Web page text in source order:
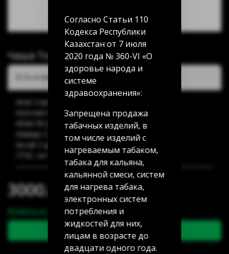
Чаша Tortuga Бонни
3000.00 тг
Купить в 1 клик
В корзину
Есть в наличии:
Акан Серы 20/5: нет в наличии
Аносова 91: нет в наличии
Абая 58 (уг Манаса): нет в наличии
Мамыр 2 дом 3: нет в наличии
Аксай 3 дом 7: нет в наличии
ГРЭС: нет в наличии
Согласно Статьи 110
Кодекса Республики
Казахстан от 7 июля
2020 года № 360-VI «О
здоровье народа и
системе
здравоохранения»:
Запрещена продажа
табачных изделий, в
том числе изделий с
нагреваемым табаком,
табака для кальяна,
кальянной смеси, систем
для нагрева табака,
электронных систем
потребления и
жидкостей для них,
лицам в возрасте до
двадцати одного года.